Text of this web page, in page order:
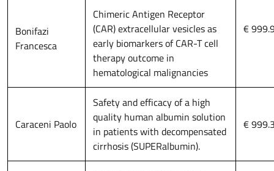
Bonifazi
Francesca
Chimeric Antigen Receptor
(CAR) extracellular vesicles as
early biomarkers of CAR-T cell
therapy outcome in
hematological malignancies
€
Caraceni Paolo
Safety and efficacy of a high
quality human albumin solution
in patients with decompensated
cirrhosis (SUPERalbumin).
€